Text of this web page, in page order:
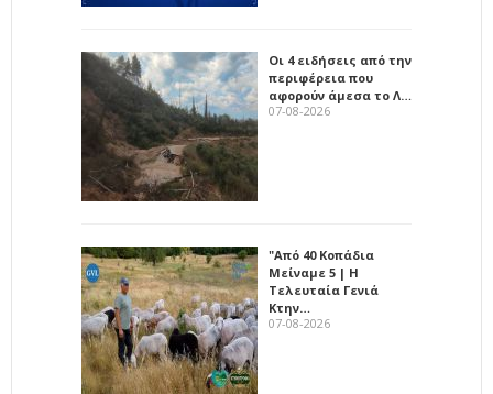
Οι 4 ειδήσεις από την
περιφέρεια που
αφορούν άμεσα το Λ…
07-08-2026
"Από 40 Κοπάδια
Μείναμε 5 | Η
Τελευταία Γενιά
Κτην…
07-08-2026